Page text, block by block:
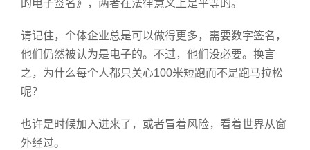
的电子签名》，两者在法律意义上是平等的。
请记住，个体企业总是可以做得更多，需要数字签名，
他们仍然被认为是电子的。不过，他们没必要。换言
之，为什么每个人都只关心100米短跑而不是跑马拉松
呢？
也许是时候加入进来了，或者冒着风险，看着世界从窗
外经过。